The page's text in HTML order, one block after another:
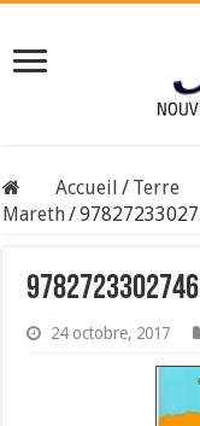
Accueil /
Mareth/
24 octobre, 2017